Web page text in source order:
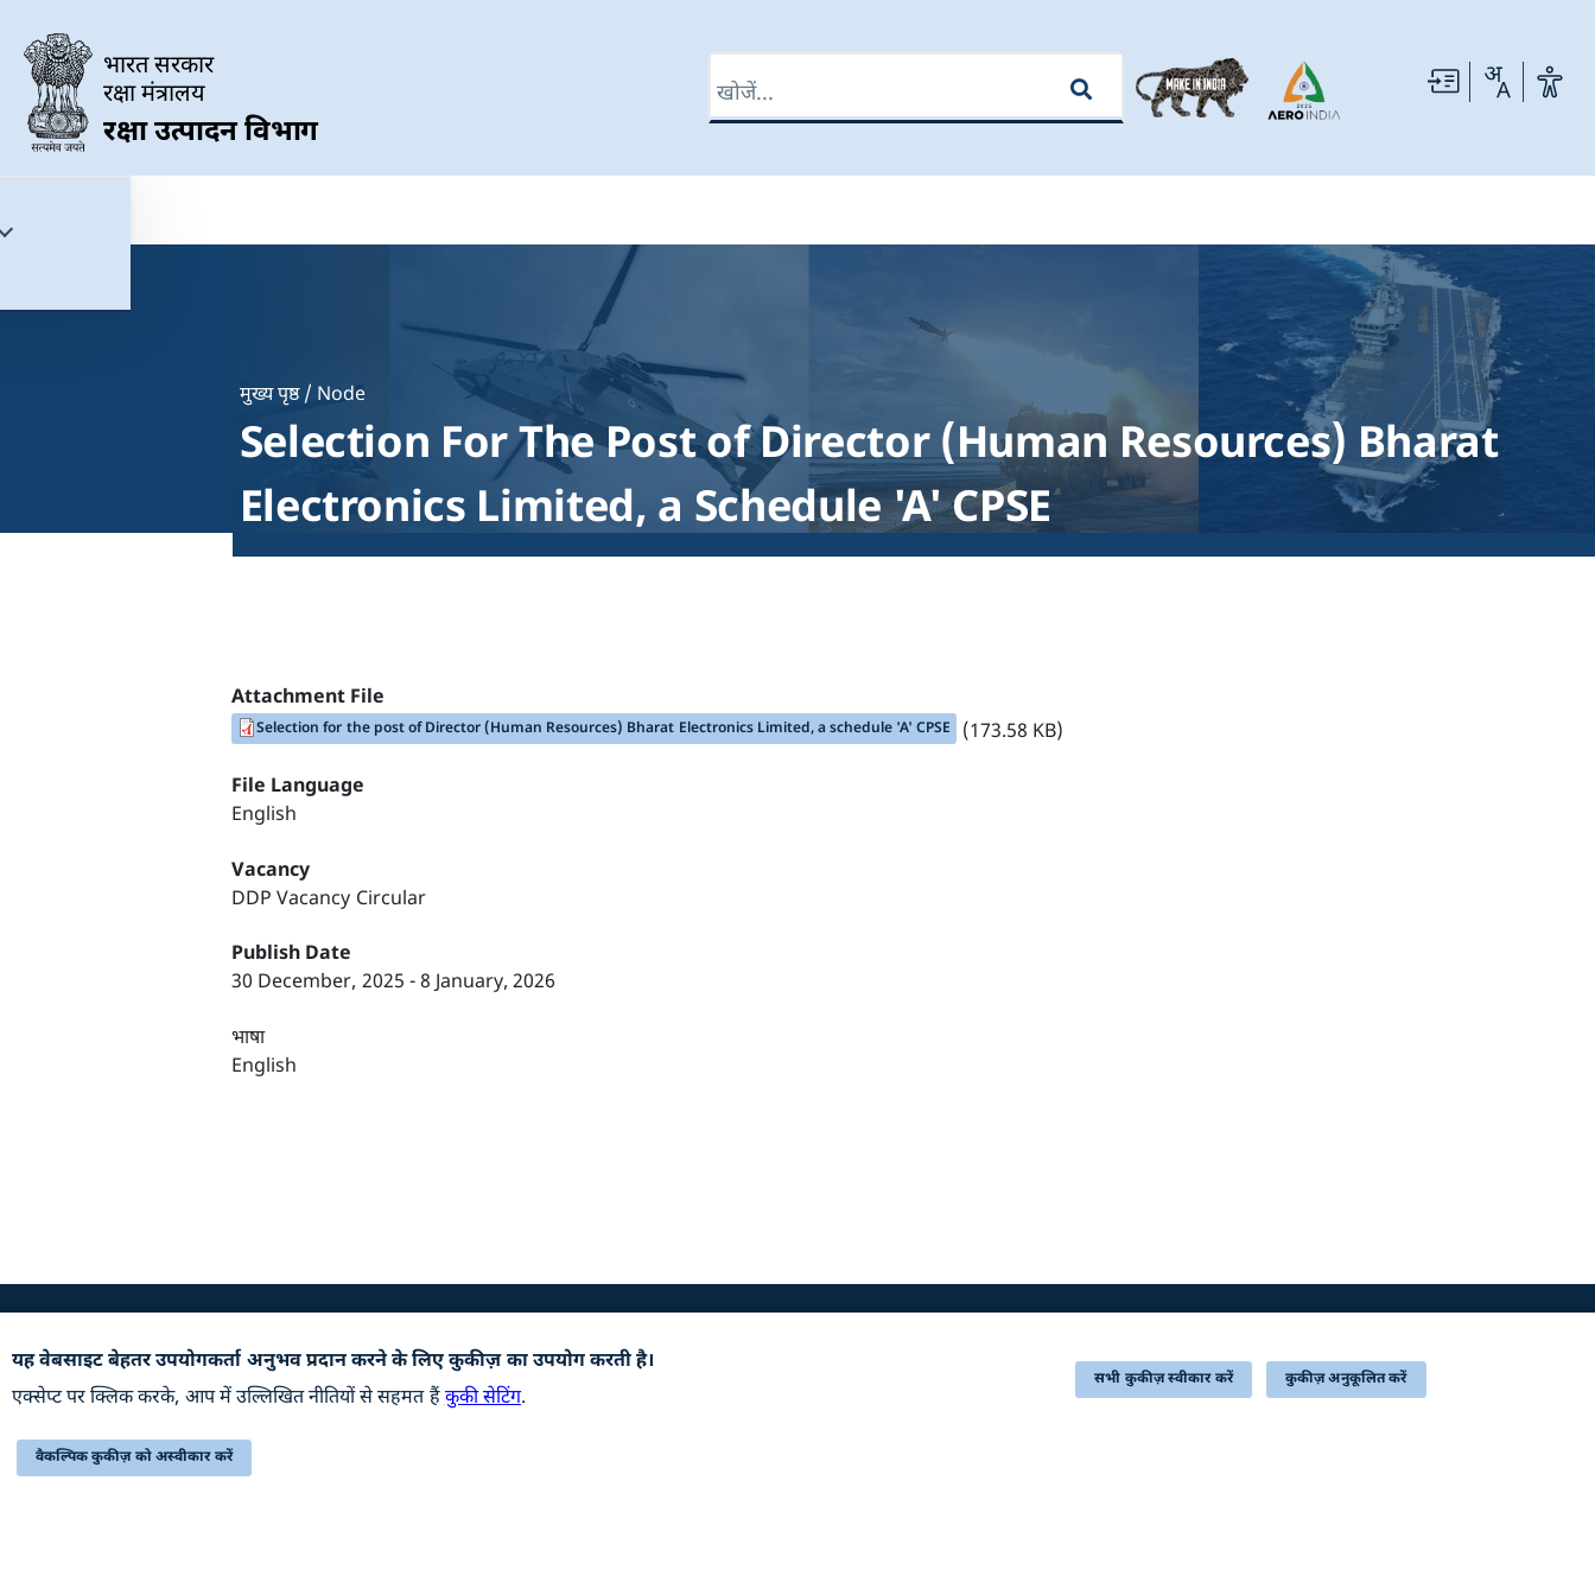
भारत सरकार
रक्षा मंत्रालय
रक्षा उत्पादन विभाग
Breadcrumb
मुख्य पृष्ठ Node
Selection For The Post of Director (Human Resources) Bharat
Electronics Limited, a Schedule 'A' CPSE
Attachment File
Selection for the post of Director (Human Resources) Bharat Electronics Limited, a schedule 'A' CPSE (173.58 KB)
File Language
English
Vacancy
DDP Vacancy Circular
Publish Date
30 December, 2025 - 8 January, 2026
भाषा
English
यह वेबसाइट बेहतर उपयोगकर्ता अनुभव प्रदान करने के लिए कुकीज़ का उपयोग करती है।
एक्सेप्ट पर क्लिक करके, आप में उल्लिखित नीतियों से सहमत हैंकुकी सेटिंग.
सभी कुकीज़ स्वीकार करें कुकीज़ अनुकूलित करें
वैकल्पिक कुकीज़ को अस्वीकार करें
अभिलेखागार
वेबसाइट की नीतियाँ
सहायता
हमसे संपर्क करें